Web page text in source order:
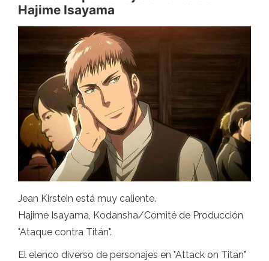
Hajime Isayama
Jean Kirstein está muy caliente.
Hajime Isayama, Kodansha/Comité de Producción
"Ataque contra Titán".
El elenco diverso de personajes en "Attack on Titan"